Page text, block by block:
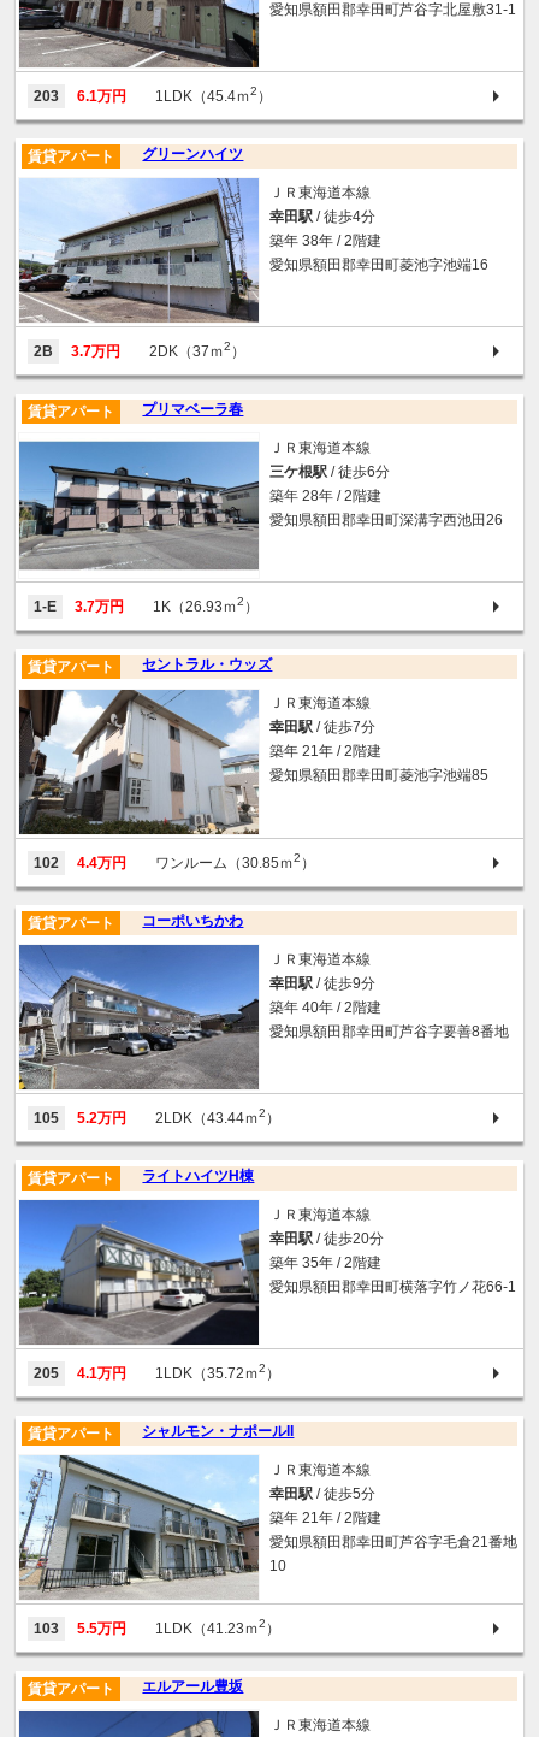
愛知県額田郡幸田町芦谷字北屋敷31-1
203 6.1万円 1LDK（45.4ｍ2 ）
グリーンハイツ
賃貸アパート
ＪＲ東海道本線
幸田駅 / 徒歩4分
築年 38年 / 2階建
愛知県額田郡幸田町菱池字池端16
2B 3.7万円 2DK（37ｍ2 ）
プリマベーラ春
賃貸アパート
ＪＲ東海道本線
三ケ根駅 / 徒歩6分
築年 28年 / 2階建
愛知県額田郡幸田町深溝字西池田26
1-E 3.7万円 1K（26.93ｍ2 ）
セントラル・ウッズ
賃貸アパート
ＪＲ東海道本線
幸田駅 / 徒歩7分
築年 21年 / 2階建
愛知県額田郡幸田町菱池字池端85
102 4.4万円 ワンルーム（30.85ｍ2 ）
コーポいちかわ
賃貸アパート
ＪＲ東海道本線
幸田駅 / 徒歩9分
築年 40年 / 2階建
愛知県額田郡幸田町芦谷字要善8番地
105 5.2万円 2LDK（43.44ｍ2 ）
ライトハイツH棟
賃貸アパート
ＪＲ東海道本線
幸田駅 / 徒歩20分
築年 35年 / 2階建
愛知県額田郡幸田町横落字竹ノ花66-1
205 4.1万円 1LDK（35.72ｍ2 ）
シャルモン・ナポールII
賃貸アパート
ＪＲ東海道本線
幸田駅 / 徒歩5分
築年 21年 / 2階建
愛知県額田郡幸田町芦谷字毛倉21番地
10
103 5.5万円 1LDK（41.23ｍ2 ）
エルアール豊坂
賃貸アパート
ＪＲ東海道本線